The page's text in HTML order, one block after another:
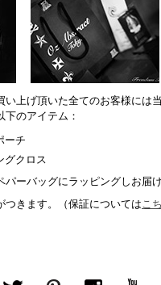
い上げ頂いた全てのお客様に
のアイテム：
ーチ
グクロス
ーバッグにラッピングしお届け
つきます。（保証についてはこ